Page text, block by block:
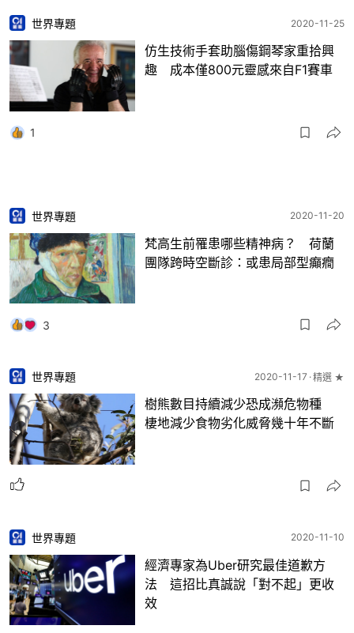
世界專題 2020-11-25
仿生技術手套助腦傷鋼琴家重拾興
趣 成本僅800元靈感來自F1賽車
1
世界專題 2020-11-20
梵高生前罹患哪些精神病？ 荷蘭
團隊跨時空斷診：或患局部型癲癇
3
世界專題 2020-11-17 精選 ★
樹熊數目持續減少恐成瀕危物種
棲地減少食物劣化威脅幾十年不斷
世界專題 2020-11-10
經濟專家為Uber研究最佳道歉方
法 這招比真誠說「對不起」更收
效